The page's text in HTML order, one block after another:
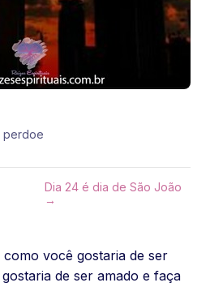
perdoe
Dia 24 é dia de São João
→
você gostaria de ser
de ser amado e faça